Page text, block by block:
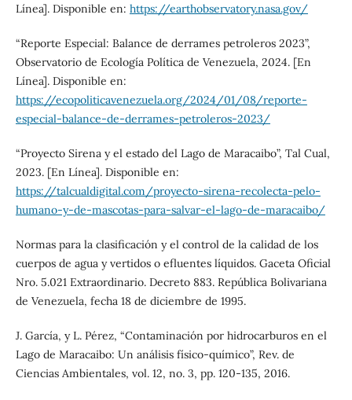
Línea]. Disponible en: https://earthobservatory.nasa.gov/
“Reporte Especial: Balance de derrames petroleros 2023”,
Observatorio de Ecología Política de Venezuela, 2024. [En
Línea]. Disponible en:
https://ecopoliticavenezuela.org/2024/01/08/reporte-
especial-balance-de-derrames-petroleros-2023/
“Proyecto Sirena y el estado del Lago de Maracaibo”, Tal Cual,
2023. [En Línea]. Disponible en:
https://talcualdigital.com/proyecto-sirena-recolecta-pelo-
humano-y-de-mascotas-para-salvar-el-lago-de-maracaibo/
Normas para la clasificación y el control de la calidad de los
cuerpos de agua y vertidos o efluentes líquidos. Gaceta Oficial
Nro. 5.021 Extraordinario. Decreto 883. República Bolivariana
de Venezuela, fecha 18 de diciembre de 1995.
J. García, y L. Pérez, “Contaminación por hidrocarburos en el
Lago de Maracaibo: Un análisis físico-químico”, Rev. de
Ciencias Ambientales, vol. 12, no. 3, pp. 120-135, 2016.